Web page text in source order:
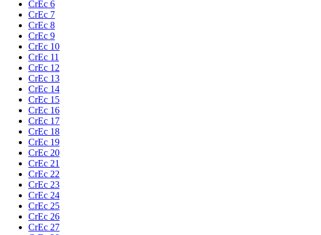
CrEc 6
CrEc 7
CrEc 8
CrEc 9
CrEc 10
CrEc 11
CrEc 12
CrEc 13
CrEc 14
CrEc 15
CrEc 16
CrEc 17
CrEc 18
CrEc 19
CrEc 20
CrEc 21
CrEc 22
CrEc 23
CrEc 24
CrEc 25
CrEc 26
CrEc 27